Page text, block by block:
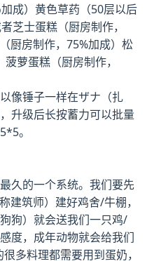
成）黄色草药（50层以后
芝士蛋糕（厨房制作，
厨房制作，75%加成）松
萝蛋糕（厨房制作，
像锤子一样在ザナ（扎
升级后长按蓄力可以批量
。
久的一个系统。我们要先
建筑师）建好鸡舍/牛棚，
狗）就会送我们一只鸡/
度，成年动物就会给我们
多料理都需要用到蛋奶，